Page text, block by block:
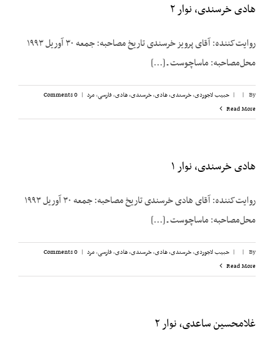
هادی خرسندی، نوار ۲
روایت‌کننده: آقای پرویز خرسندی تاریخ مصاحبه: جمعه ۳۰ آوریل ۱۹۹۳
محل‌مصاحبه: ماساچوست ـ [...]
By
|
| حبیب لاجوردی,خرسندی، هادی,خرسندی، هادی,فارسی,مرد |
0 Comments
Read More
هادی خرسندی، نوار ۱
روایت‌کننده: آقای هادی خرسندی تاریخ مصاحبه: جمعه ۳۰ آوریل ۱۹۹۳
محل‌مصاحبه: ماساچوست ـ [...]
By
|
| حبیب لاجوردی,خرسندی، هادی,خرسندی، هادی,فارسی,مرد |
0 Comments
Read More
غلامحسین ساعدی، نوار ۲